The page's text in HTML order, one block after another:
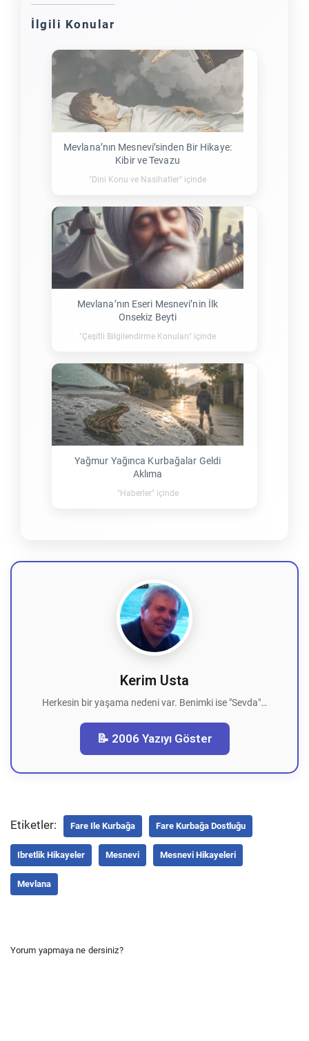
İlgili Konular
Mevlana’nın Mesnevi’sinden Bir Hikaye:
Kibir ve Tevazu
"Dini Konu ve Nasihatler" içinde
Mevlana’nın Eseri Mesnevi’nin İlk
Onsekiz Beyti
"Çeşitli Bilgilendirme Konuları" içinde
Yağmur Yağınca Kurbağalar Geldi
Aklıma
"Haberler" içinde
Kerim Usta
Herkesin bir yaşama nedeni var. Benimki ise "Sevda"…
📝 2006 Yazıyı Göster
Etiketler: Fare Ile Kurbağa Fare Kurbağa Dostluğu
Ibretlik Hikayeler Mesnevi Mesnevi Hikayeleri
Mevlana
Yorum yapmaya ne dersiniz?